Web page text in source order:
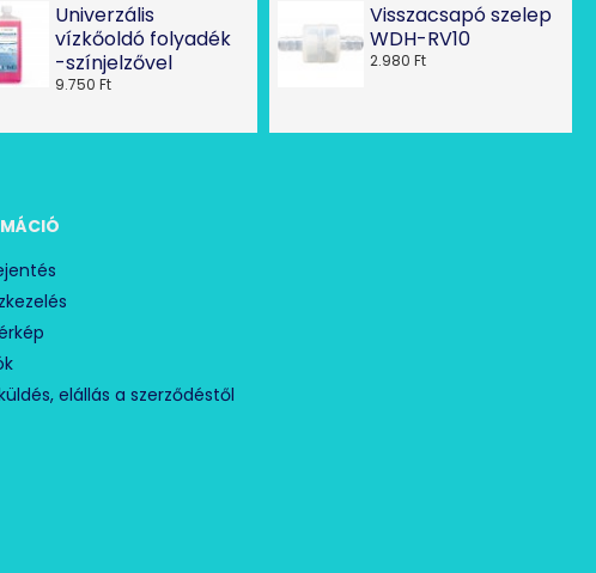
Univerzális
vízkőoldó folyadék
-színjelzővel
9.750 Ft
Visszacsapó szelep
WDH-RV10
2.980 Ft
elállás a szerződéstől